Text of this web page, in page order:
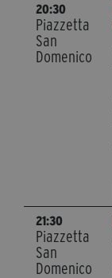
20:30
Piazzetta
San
Domenico
21:30
Piazzetta
San
Domenico